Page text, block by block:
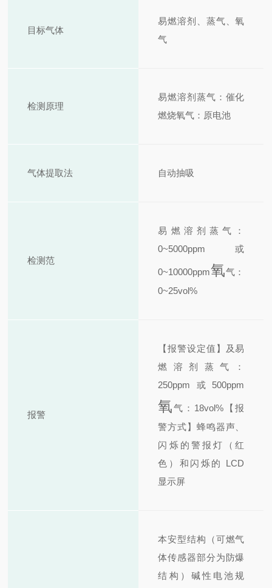
目标气体
易燃溶剂、蒸气、氧
气
检测原理
易燃溶剂蒸气：催化
燃烧氧气 ：原电池
气体提取法 自动抽吸
检测范
易燃溶剂蒸气：
0~5000ppm或
0~10000ppm氧气：
0~25vol%
报警
【报警设定值】
及易
燃溶剂蒸气：
250ppm或500ppm
氧气：18vol% 【报
警方式】 蜂鸣器声、
闪烁的警报灯（红
色）和闪烁的 LCD
显示屏
本安型结构（可燃气
体传感器部分为防爆
结构） 碱性电池规